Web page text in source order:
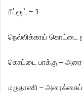
பீட்ரூட் – 1
நெல்லிக்காய் கொட்டை
கொட்டை பாக்கு – அரை
மருதாணி –